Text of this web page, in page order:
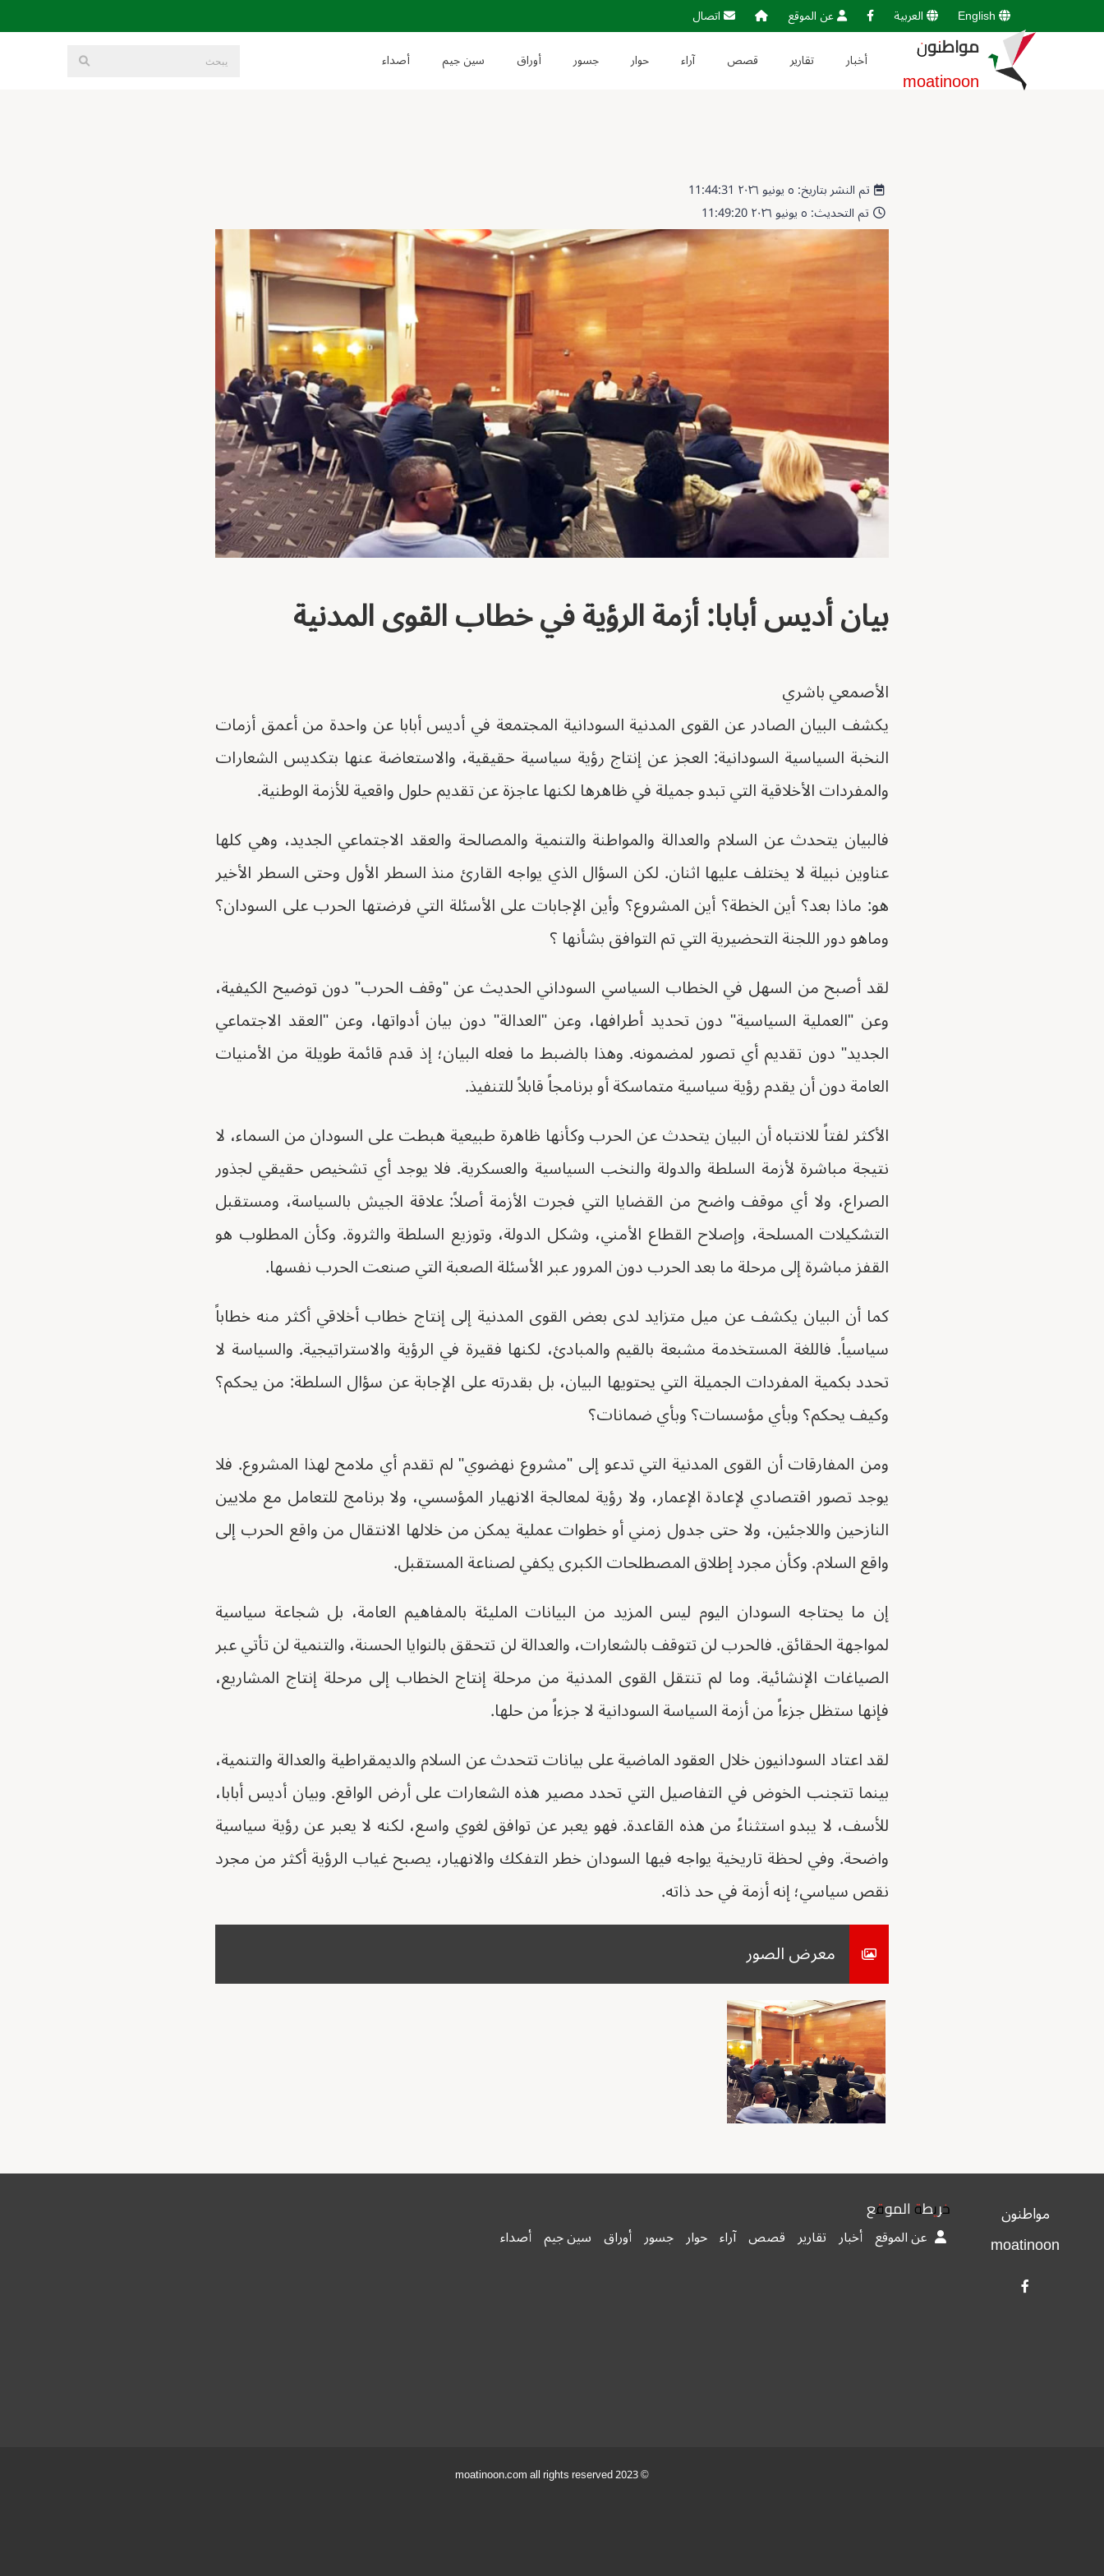
English العربية عن الموقع اتصال
مواطنون
moatinoon
أخبار تقارير قصص آراء حوار جسور أوراق سين جيم أصداء
تم النشر بتاريخ: ٥ يونيو ٢٠٢٦ 11:44:31
تم التحديث: ٥ يونيو ٢٠٢٦ 11:49:20
بيان أديس أبابا: أزمة الرؤية في خطاب القوى المدنية
الأصمعي باشري
يكشف البيان الصادر عن القوى المدنية السودانية المجتمعة في أديس أبابا عن واحدة من أعمق أزمات
النخبة السياسية السودانية: العجز عن إنتاج رؤية سياسية حقيقية، والاستعاضة عنها بتكديس الشعارات
والمفردات الأخلاقية التي تبدو جميلة في ظاهرها لكنها عاجزة عن تقديم حلول واقعية للأزمة الوطنية.
فالبيان يتحدث عن السلام والعدالة والمواطنة والتنمية والمصالحة والعقد الاجتماعي الجديد، وهي كلها
عناوين نبيلة لا يختلف عليها اثنان. لكن السؤال الذي يواجه القارئ منذ السطر الأول وحتى السطر الأخير
هو: ماذا بعد؟ أين الخطة؟ أين المشروع؟ وأين الإجابات على الأسئلة التي فرضتها الحرب على السودان؟
وماهو دور اللجنة التحضيرية التي تم التوافق بشأنها ؟
لقد أصبح من السهل في الخطاب السياسي السوداني الحديث عن "وقف الحرب" دون توضيح الكيفية،
وعن "العملية السياسية" دون تحديد أطرافها، وعن "العدالة" دون بيان أدواتها، وعن "العقد الاجتماعي
الجديد" دون تقديم أي تصور لمضمونه. وهذا بالضبط ما فعله البيان؛ إذ قدم قائمة طويلة من الأمنيات
العامة دون أن يقدم رؤية سياسية متماسكة أو برنامجاً قابلاً للتنفيذ.
الأكثر لفتاً للانتباه أن البيان يتحدث عن الحرب وكأنها ظاهرة طبيعية هبطت على السودان من السماء، لا
نتيجة مباشرة لأزمة السلطة والدولة والنخب السياسية والعسكرية. فلا يوجد أي تشخيص حقيقي لجذور
الصراع، ولا أي موقف واضح من القضايا التي فجرت الأزمة أصلاً: علاقة الجيش بالسياسة، ومستقبل
التشكيلات المسلحة، وإصلاح القطاع الأمني، وشكل الدولة، وتوزيع السلطة والثروة. وكأن المطلوب هو
القفز مباشرة إلى مرحلة ما بعد الحرب دون المرور عبر الأسئلة الصعبة التي صنعت الحرب نفسها.
كما أن البيان يكشف عن ميل متزايد لدى بعض القوى المدنية إلى إنتاج خطاب أخلاقي أكثر منه خطاباً
سياسياً. فاللغة المستخدمة مشبعة بالقيم والمبادئ، لكنها فقيرة في الرؤية والاستراتيجية. والسياسة لا
تحدد بكمية المفردات الجميلة التي يحتويها البيان، بل بقدرته على الإجابة عن سؤال السلطة: من يحكم؟
وكيف يحكم؟ وبأي مؤسسات؟ وبأي ضمانات؟
ومن المفارقات أن القوى المدنية التي تدعو إلى "مشروع نهضوي" لم تقدم أي ملامح لهذا المشروع. فلا
يوجد تصور اقتصادي لإعادة الإعمار، ولا رؤية لمعالجة الانهيار المؤسسي، ولا برنامج للتعامل مع ملايين
النازحين واللاجئين، ولا حتى جدول زمني أو خطوات عملية يمكن من خلالها الانتقال من واقع الحرب إلى
واقع السلام. وكأن مجرد إطلاق المصطلحات الكبرى يكفي لصناعة المستقبل.
إن ما يحتاجه السودان اليوم ليس المزيد من البيانات المليئة بالمفاهيم العامة، بل شجاعة سياسية
لمواجهة الحقائق. فالحرب لن تتوقف بالشعارات، والعدالة لن تتحقق بالنوايا الحسنة، والتنمية لن تأتي عبر
الصياغات الإنشائية. وما لم تنتقل القوى المدنية من مرحلة إنتاج الخطاب إلى مرحلة إنتاج المشاريع،
فإنها ستظل جزءاً من أزمة السياسة السودانية لا جزءاً من حلها.
لقد اعتاد السودانيون خلال العقود الماضية على بيانات تتحدث عن السلام والديمقراطية والعدالة والتنمية،
بينما تتجنب الخوض في التفاصيل التي تحدد مصير هذه الشعارات على أرض الواقع. وبيان أديس أبابا،
للأسف، لا يبدو استثناءً من هذه القاعدة. فهو يعبر عن توافق لغوي واسع، لكنه لا يعبر عن رؤية سياسية
واضحة. وفي لحظة تاريخية يواجه فيها السودان خطر التفكك والانهيار، يصبح غياب الرؤية أكثر من مجرد
نقص سياسي؛ إنه أزمة في حد ذاته.
معرض الصور
مواطنون
moatinoon
خريطة الموقع
عن الموقع أخبار تقارير قصص آراء حوار جسور أوراق سين جيم أصداء
© 2023 moatinoon.com all rights reserved